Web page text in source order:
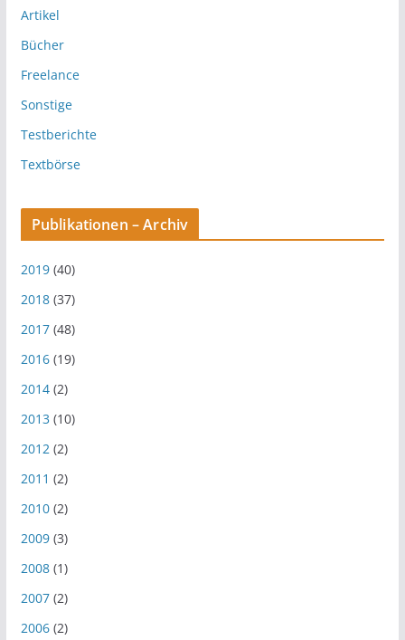
Artikel
Bücher
Freelance
Sonstige
Testberichte
Textbörse
Publikationen – Archiv
2019(40)
2018(37)
2017(48)
2016(19)
2014(2)
2013 (10)
2012(2)
2011 (2)
2010(2)
2009(3)
2008(1)
2007(2)
2006(2)